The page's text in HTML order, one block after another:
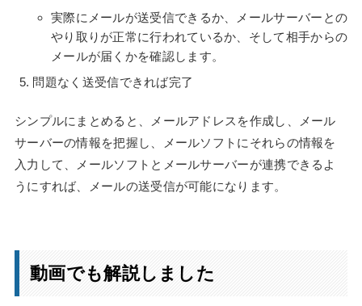
実際にメールが送受信できるか、メールサーバーとの
やり取りが正常に行われているか、そして相手からの
メールが届くかを確認します。
問題なく送受信できれば完了
シンプルにまとめると、メールアドレスを作成し、メール
サーバーの情報を把握し、メールソフトにそれらの情報を
入力して、メールソフトとメールサーバーが連携できるよ
うにすれば、メールの送受信が可能になります。
動画でも解説しました